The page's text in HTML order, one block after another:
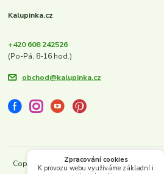
Kalupinka.cz
+420 608 242526
(Po-Pá, 8-16 hod.)
obchod@kalupinka.cz
Copyright © 2022–2026. Vytvořeno s
Zpracování cookies
K provozu webu využíváme základní i